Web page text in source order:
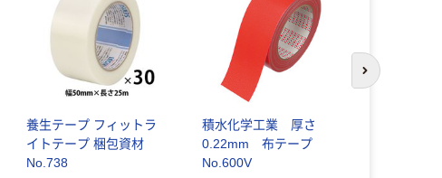
養生テープ フィットラ
イトテープ 梱包資材
No.738
積水化学工業 厚さ
0.22mm 布テープ
No.600V
次のスライド